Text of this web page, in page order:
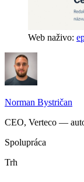
Web naživo:
Norman Bystričan
CEO, Verteco —
Spolupráca
Trh